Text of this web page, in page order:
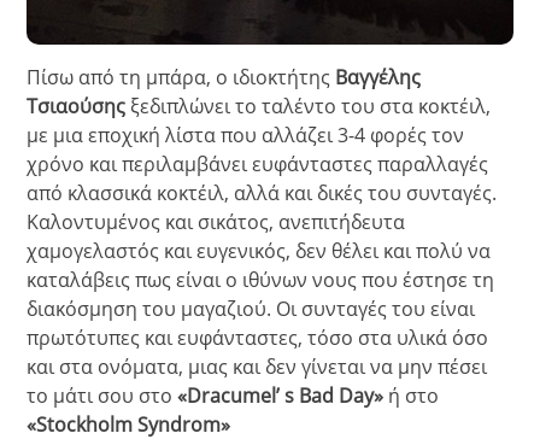
Πίσω από τη μπάρα, ο ιδιοκτήτης Βαγγέλης
Τσιαούσης ξεδιπλώνει το ταλέντο του στα κοκτέιλ,
με μια εποχική λίστα που αλλάζει 3-4 φορές τον
χρόνο και περιλαμβάνει ευφάνταστες παραλλαγές
από κλασσικά κοκτέιλ, αλλά και δικές του συνταγές.
Καλοντυμένος και σικάτος, ανεπιτήδευτα
χαμογελαστός και ευγενικός, δεν θέλει και πολύ να
καταλάβεις πως είναι ο ιθύνων νους που έστησε τη
διακόσμηση του μαγαζιού. Οι συνταγές του είναι
πρωτότυπες και ευφάνταστες, τόσο στα υλικά όσο
και στα ονόματα, μιας και δεν γίνεται να μην πέσει
το μάτι σου στο«Dracumel’ s Bad Day» ή στο
«Stockholm Syndrom»